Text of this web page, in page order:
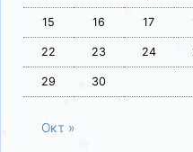
15 16 17
22 23 24
29 30
Οκτ »